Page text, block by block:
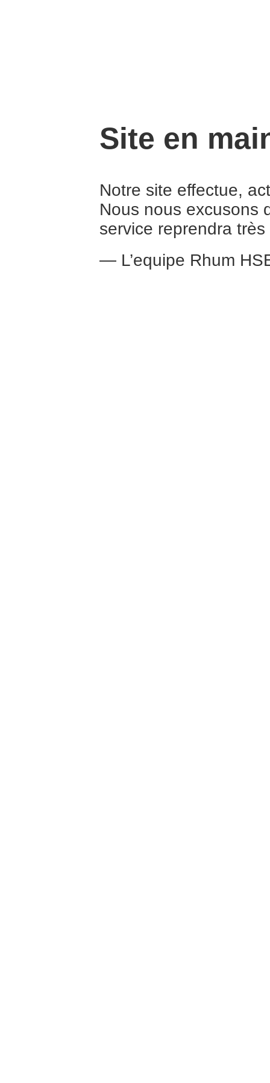
Site en
Notre site effectue,
Nous nous excusons
service reprendra
— L’equipe Rhum